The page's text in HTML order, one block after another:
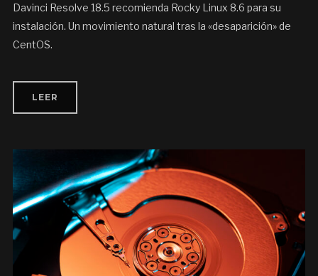
Davinci Resolve 18.5 recomienda Rocky Linux 8.6 para su
instalación. Un movimiento natural tras la «desaparición» de
CentOS.
LEER